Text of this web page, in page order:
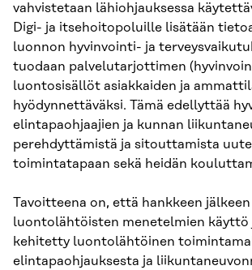
vahvistetaan lähiohjauksessa
Digi- ja itsehoitopoluille lisätään
luonnon hyvinvointi- ja
tuodaan palvelutarjottimen
luontosisällöt asiakkaiden ja
hyödynnettäväksi. Tämä edellyttää
elintapaohjaajien ja kunnan
perehdyttämistä ja sitouttamista
toimintatapaan sekä heidän
Tavoitteena on, että hankkeen jälkeen
luontolähtöisten menetelmien käyttö
kehitetty luontolähtöinen
elintapaohjauksesta ja